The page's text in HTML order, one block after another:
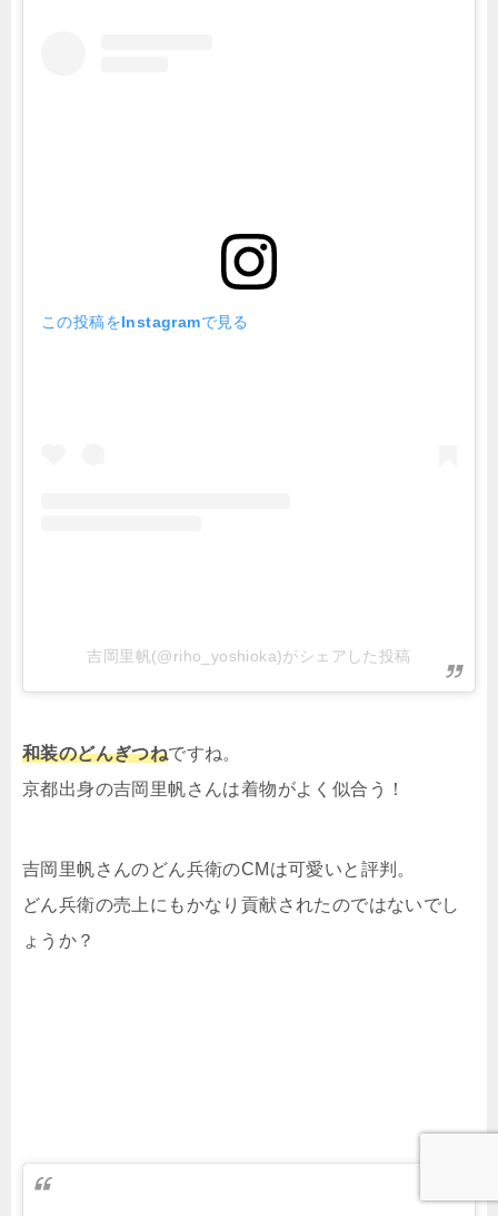
この投稿をInstagramで見る
吉岡里帆(@riho_yoshioka)がシェアした投稿
和装のどんぎつねですね。
京都出身の吉岡里帆さんは着物がよく似合う！
吉岡里帆さんのどん兵衛のCMは可愛いと評判。
どん兵衛の売上にもかなり貢献されたのではないでし
ょうか？